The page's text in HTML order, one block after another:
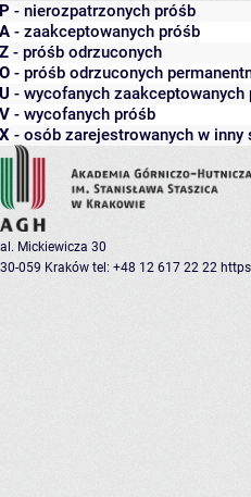
P - nierozpatrzonych próśb
A - zaakceptowanych próśb
Z - próśb odrzuconych
O - próśb odrzuconych
U - wycofanych zaakceptowanych
V - wycofanych próśb
X - osób zarejestrowanych w inny
al. Mickiewicza 30
30-059 Kraków tel: +48 12 617 22 22